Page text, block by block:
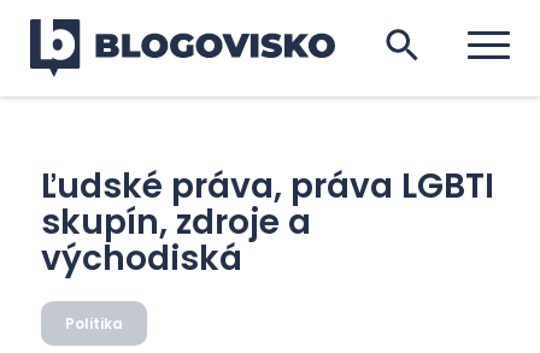
Ľudské práva, práva LGBTI
skupín, zdroje a
východiská
Politika